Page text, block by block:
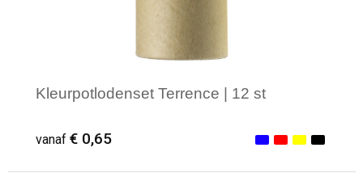
Kleurpotlodenset Terrence | 12 st
vanaf € 0,65